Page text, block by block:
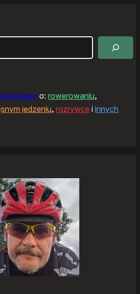
o: rowerowaniu,
jedzeniu, rozrywce i innych